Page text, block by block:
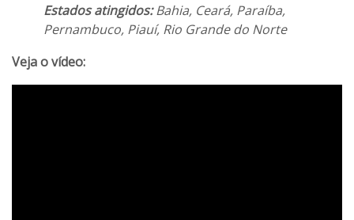
Estados atingidos:Bahia, Ceará, Paraíba,
Pernambuco, Piauí, Rio Grande do Norte
Veja o vídeo: